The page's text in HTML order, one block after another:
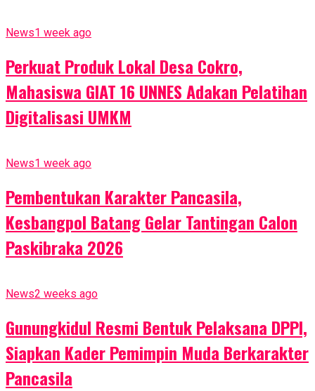
News1 week ago
Perkuat Produk Lokal Desa Cokro,
Mahasiswa GIAT 16 UNNES Adakan Pelatihan
Digitalisasi UMKM
News1 week ago
Pembentukan Karakter Pancasila,
Kesbangpol Batang Gelar Tantingan Calon
Paskibraka 2026
News2 weeks ago
Gunungkidul Resmi Bentuk Pelaksana DPPI,
Siapkan Kader Pemimpin Muda Berkarakter
Pancasila